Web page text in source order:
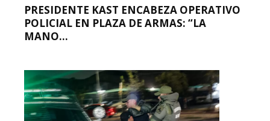
PRESIDENTE KAST ENCABEZA OPERATIVO
POLICIAL EN PLAZA DE ARMAS: “LA
MANO...